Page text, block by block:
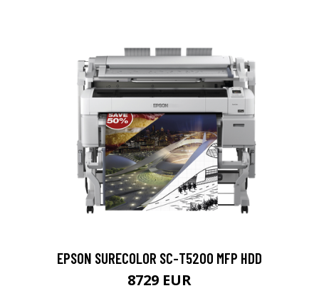
EPSON SURECOLOR SC-T5200 MFP HDD
8729 EUR